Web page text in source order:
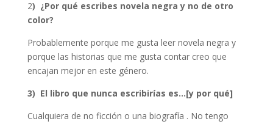
2) ¿Por qué escribes novela negra y no de otro
color?
Probablemente porque me gusta leer novela negra y
porque las historias que me gusta contar creo que
encajan mejor en este género.
3) El libro que nunca escribirías es…[y por qué]
Cualquiera de no ficción o una biografía . No tengo